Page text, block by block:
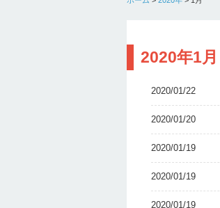
2020年1月
2020/01/22
2020/01/20
2020/01/19
2020/01/19
2020/01/19